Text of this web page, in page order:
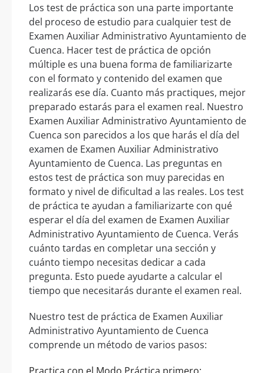
Los test de práctica son una parte importante
del proceso de estudio para cualquier test de
Examen Auxiliar Administrativo Ayuntamiento de
Cuenca. Hacer test de práctica de opción
múltiple es una buena forma de familiarizarte
con el formato y contenido del examen que
realizarás ese día. Cuanto más practiques, mejor
preparado estarás para el examen real. Nuestro
Examen Auxiliar Administrativo Ayuntamiento de
Cuenca son parecidos a los que harás el día del
examen de Examen Auxiliar Administrativo
Ayuntamiento de Cuenca. Las preguntas en
estos test de práctica son muy parecidas en
formato y nivel de dificultad a las reales. Los test
de práctica te ayudan a familiarizarte con qué
esperar el día del examen de Examen Auxiliar
Administrativo Ayuntamiento de Cuenca. Verás
cuánto tardas en completar una sección y
cuánto tiempo necesitas dedicar a cada
pregunta. Esto puede ayudarte a calcular el
tiempo que necesitarás durante el examen real.
Nuestro test de práctica de Examen Auxiliar
Administrativo Ayuntamiento de Cuenca
comprende un método de varios pasos: